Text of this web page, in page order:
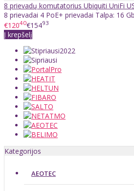
8 prievadų komutatorius Ubiquiti UniFi
8 prievadai 4 PoE+ prievadai Talpa: 16
€12040€15493
Į krepšelį
Kategorijos
AEOTEC